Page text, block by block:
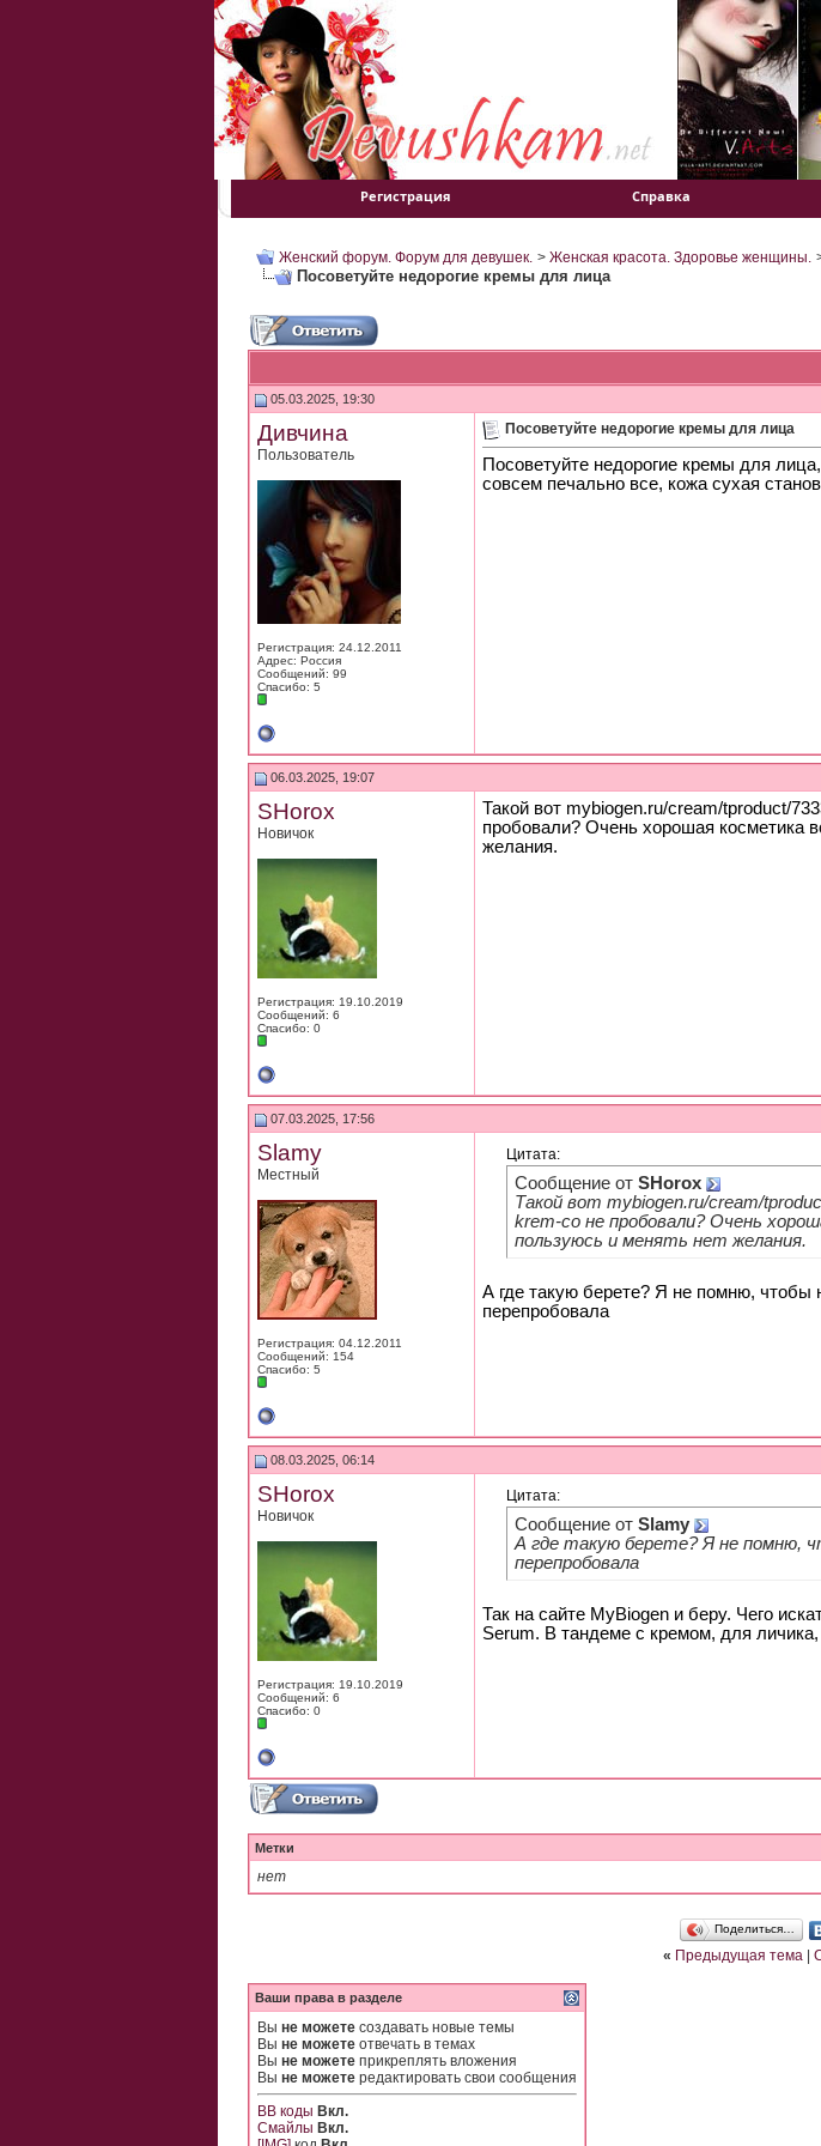
Регистрация Справка
Женский форум. Форум для девушек. > Женская красота. Здоровье женщины.
Посоветуйте недорогие кремы для лица
05.03.2025, 19:30
Дивчина
Пользователь
Регистрация: 24.12.2011
Адрес: Россия
Сообщений: 99
Спасибо: 5
Посоветуйте недорогие кремы для лица
Посоветуйте недорогие кремы для
совсем печально все, кожа сухая
06.03.2025, 19:07
SHorox
Новичок
Регистрация: 19.10.2019
Сообщений: 6
Спасибо: 0
Такой вот mybiogen.ru/cream/tproduct/
пробовали? Очень хорошая косметика
желания.
07.03.2025, 17:56
Slamy
Местный
Регистрация: 04.12.2011
Сообщений: 154
Спасибо: 5
Цитата:
Сообщение от SHorox
Такой вот mybiogen.ru/cream/
krem-co не пробовали? Очень
пользуюсь и менять нет желания.
А где такую берете? Я не помню, чтобы
перепробовала
08.03.2025, 06:14
SHorox
Новичок
Регистрация: 19.10.2019
Сообщений: 6
Спасибо: 0
Цитата:
Сообщение от Slamy
А где такую берете? Я не помню,
перепробовала
Так на сайте MyВiogen и беру. Чего
Serum. В тандеме с кремом, для
Метки
нет
Поделиться…
« Предыдущая тема
Ваши права в разделе
Вы не можете создавать новые темы
Вы не можете отвечать в темах
Вы не можете прикреплять вложения
Вы не можете редактировать свои сообщения
BB коды Вкл.
Смайлы Вкл.